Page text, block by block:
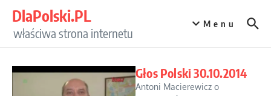
DlaPolski.PL
właściwa strona internetu
Menu
Głos Polski 30.10.2014
Antoni Macierewicz o